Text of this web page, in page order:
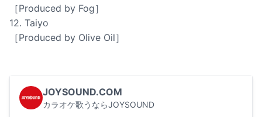
［Produced by Fog］
12. Taiyo
［Produced by Olive Oil］
JOYSOUND.COM
カラオケ歌うならJOYSOUND